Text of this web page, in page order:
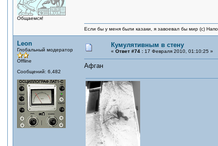
Общаемся!
Если бы у меня были казаки, я завоевал бы мир (с)
Leon
Глобальный модератор
Offline
Сообщений: 6,482
Кумулятивным в стену
« Ответ #74 : 17 Февраля 2010, 01:10:25 »
Афган